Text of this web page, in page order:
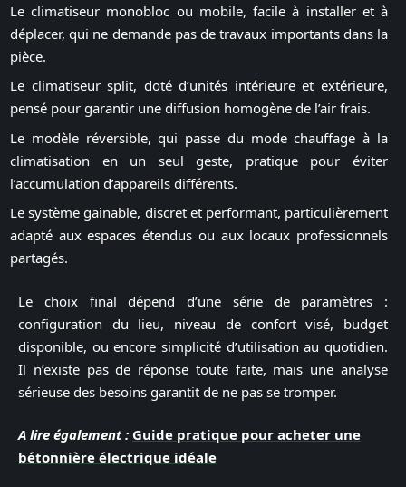
Le climatiseur monobloc ou mobile, facile à installer et à
déplacer, qui ne demande pas de travaux importants dans la
pièce.
Le climatiseur split, doté d’unités intérieure et extérieure,
pensé pour garantir une diffusion homogène de l’air frais.
Le modèle réversible, qui passe du mode chauffage à la
climatisation en un seul geste, pratique pour éviter
l’accumulation d’appareils différents.
Le système gainable, discret et performant, particulièrement
adapté aux espaces étendus ou aux locaux professionnels
partagés.
Le choix final dépend d’une série de paramètres :
configuration du lieu, niveau de confort visé, budget
disponible, ou encore simplicité d’utilisation au quotidien.
Il n’existe pas de réponse toute faite, mais une analyse
sérieuse des besoins garantit de ne pas se tromper.
A lire également : Guide pratique pour acheter une
bétonnière électrique idéale